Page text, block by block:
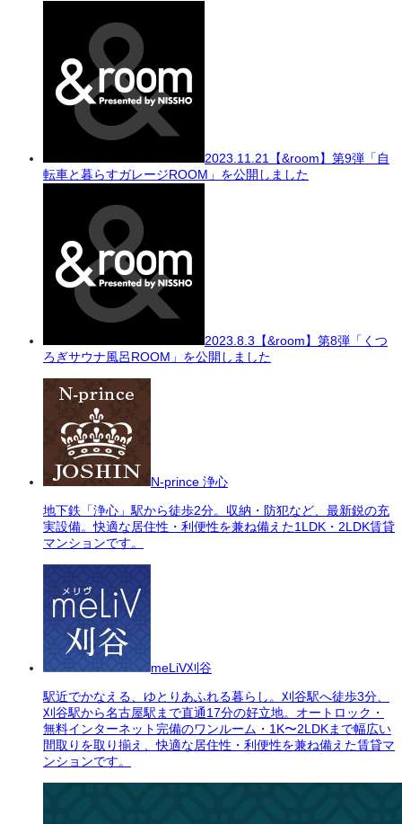
2023.11.21
【&room】第9弾「自
転車と暮らすガレージROOM」を公開しました
2023.8.3 【&room】第8弾「くつ
ろぎサウナ風呂ROOM」を公開しました
N-prince 浄心
地下鉄「浄心」駅から徒歩2分。収納・防犯など、最新鋭の充
実設備。快適な居住性・利便性を兼ね備えた1LDK・2LDK賃貸
マンションです。
meLiV刈谷
駅近でかなえる、ゆとりあふれる暮らし。刈谷駅へ徒歩3分、
刈谷駅から名古屋駅まで直通17分の好立地。オートロック・
無料インターネット完備のワンルーム・1K〜2LDKまで幅広い
間取りを取り揃え、快適な居住性・利便性を兼ね備えた賃貸マ
ンションです。